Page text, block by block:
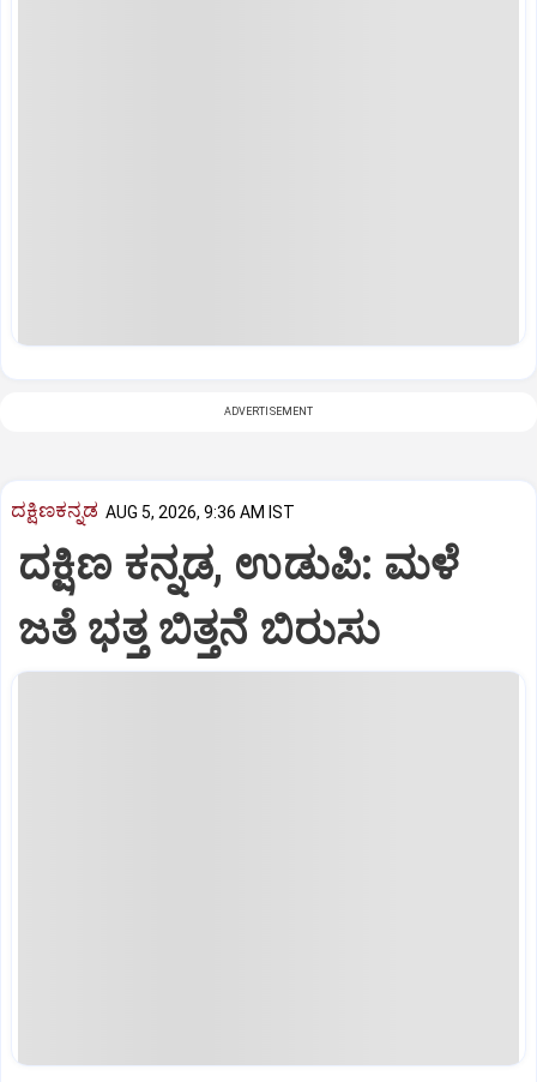
ADVERTISEMENT
ದಕ್ಷಿಣಕನ್ನಡ AUG 5, 2026, 9:36 AM IST
ದಕ್ಷಿಣ ಕನ್ನಡ, ಉಡುಪಿ: ಮಳೆ
ಜತೆ ಭತ್ತ ಬಿತ್ತನೆ ಬಿರುಸು